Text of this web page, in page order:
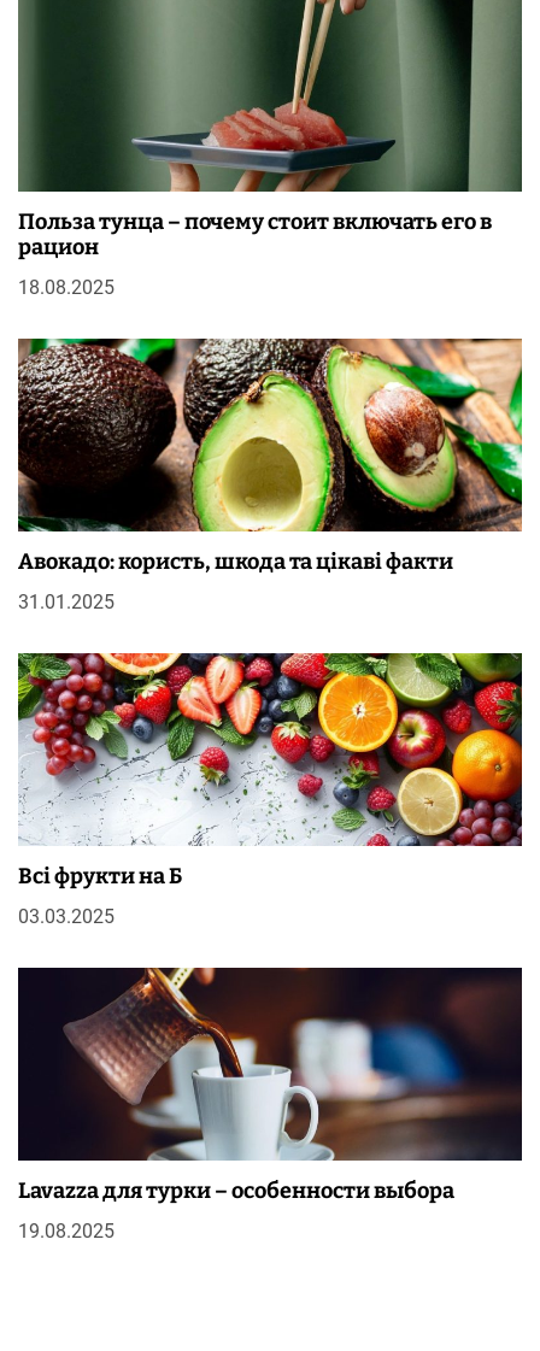
Польза тунца – почему стоит включать его в
рацион
18.08.2025
Авокадо: користь, шкода та цікаві факти
31.01.2025
Всі фрукти на Б
03.03.2025
Lavazza для турки – особенности выбора
19.08.2025